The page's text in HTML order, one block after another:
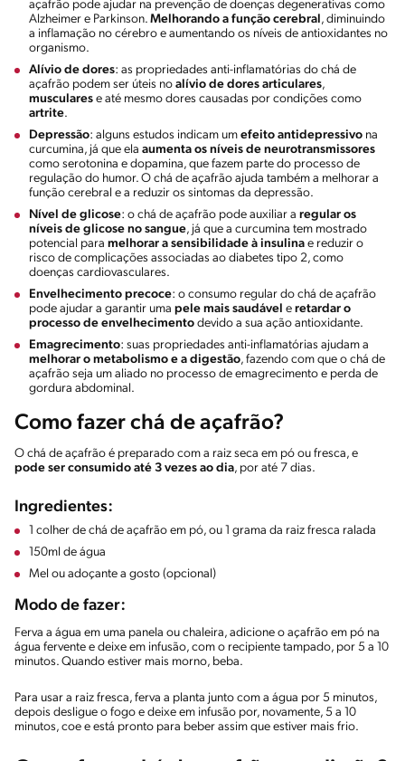
açafrão pode ajudar na prevenção de doenças degenerativas como
Alzheimer e Parkinson. Melhorando a função cerebral , diminuindo
a inflamação no cérebro e aumentando os níveis de antioxidantes no
organismo.
Alívio de dores: as propriedades anti-inflamatórias do chá de
açafrão podem ser úteis no alívio de dores articulares,
musculares e até mesmo dores causadas por condições como
artrite.
Depressão: alguns estudos indicam um efeito antidepressivo na
curcumina, já que ela aumenta os níveis de neurotransmissores
como serotonina e dopamina, que fazem parte do processo de
regulação do humor. O chá de açafrão ajuda também a melhorar a
função cerebral e a reduzir os sintomas da depressão.
Nível de glicose: o chá de açafrão pode auxiliar a regular os
níveis de glicose no sangue, já que a curcumina tem mostrado
potencial para melhorar a sensibilidade à insulina e reduzir o
risco de complicações associadas ao diabetes tipo 2, como
doenças cardiovasculares.
Envelhecimento precoce: o consumo regular do chá de açafrão
pode ajudar a garantir uma pele mais saudável e retardar o
processo de envelhecimento devido a sua ação antioxidante.
Emagrecimento: suas propriedades anti-inflamatórias ajudam a
melhorar o metabolismo e a digestão, fazendo com que o chá de
açafrão seja um aliado no processo de emagrecimento e perda de
gordura abdominal.
Como fazer chá de açafrão?
O chá de açafrão é preparado com a raiz seca em pó ou fresca, e
pode ser consumido até 3 vezes ao dia, por até 7 dias.
Ingredientes:
1 colher de chá de açafrão em pó, ou 1 grama da raiz fresca ralada
150ml de água
Mel ou adoçante a gosto (opcional)
Modo de fazer:
Ferva a água em uma panela ou chaleira, adicione o açafrão em pó na
água fervente e deixe em infusão, com o recipiente tampado, por 5 a 10
minutos. Quando estiver mais morno, beba.
Para usar a raiz fresca, ferva a planta junto com a água por 5 minutos,
depois desligue o fogo e deixe em infusão por, novamente, 5 a 10
minutos, coe e está pronto para beber assim que estiver mais frio.